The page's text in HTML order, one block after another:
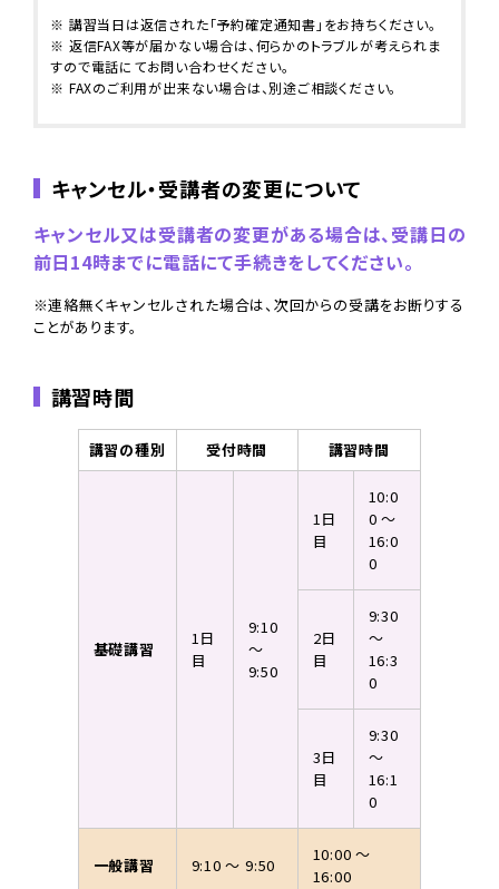
※ 講習当日は返信された「予約確定通知書」をお持ちください。
※ 返信FAX等が届かない場合は、何らかのトラブルが考えられま
すので電話にてお問い合わせください。
※ FAXのご利用が出来ない場合は、別途ご相談ください。
キャンセル・受講者の変更について
キャンセル又は受講者の変更がある場合は、受講日の
前日14時までに電話にて手続きをしてください。
※連絡無くキャンセルされた場合は、次回からの受講をお断りする
ことがあります。
講習時間
講習の種別 受付時間 講習時間
基礎講習
1日
目
9:10
～
9:50
1日
目
10:0
0 ～
16:0
0
2日
目
9:30
～
16:3
0
3日
目
9:30
～
16:1
0
一般講習 9:10 ～ 9:50
10:00 ～
16:00